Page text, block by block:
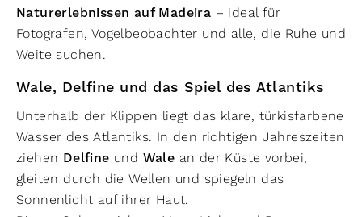
Naturerlebnissen auf Madeira – ideal für
Fotografen, Vogelbeobachter und alle, die Ruhe und
Weite suchen.
Wale, Delfine und das Spiel des Atlantiks
Unterhalb der Klippen liegt das klare, türkisfarbene
Wasser des Atlantiks. In den richtigen Jahreszeiten
ziehen Delfine und Wale an der Küste vorbei,
gleiten durch die Wellen und spiegeln das
Sonnenlicht auf ihrer Haut.